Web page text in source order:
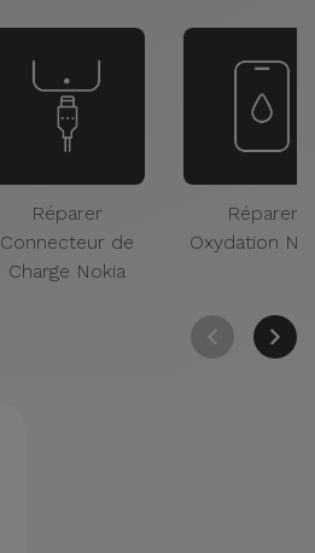
Réparer
Connecteur de
Charge Nokia
Réparer
Oxydation